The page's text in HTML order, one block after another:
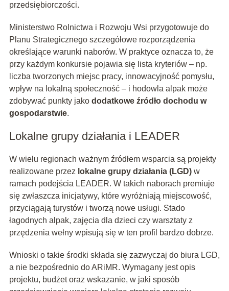
przedsiębiorczości.
Ministerstwo Rolnictwa i Rozwoju Wsi przygotowuje do
Planu Strategicznego szczegółowe rozporządzenia
określające warunki naborów. W praktyce oznacza to, że
przy każdym konkursie pojawia się lista kryteriów – np.
liczba tworzonych miejsc pracy, innowacyjność pomysłu,
wpływ na lokalną społeczność – i hodowla alpak może
zdobywać punkty jako dodatkowe źródło dochodu w
gospodarstwie.
Lokalne grupy działania i LEADER
W wielu regionach ważnym źródłem wsparcia są projekty
realizowane przez lokalne grupy działania (LGD)w
ramach podejścia LEADER. W takich naborach premiuje
się zwłaszcza inicjatywy, które wyróżniają miejscowość,
przyciągają turystów i tworzą nowe usługi. Stado
łagodnych alpak, zajęcia dla dzieci czy warsztaty z
przędzenia wełny wpisują się w ten profil bardzo dobrze.
Wnioski o takie środki składa się zazwyczaj do biura LGD,
a nie bezpośrednio do ARiMR. Wymagany jest opis
projektu, budżet oraz wskazanie, w jaki sposób